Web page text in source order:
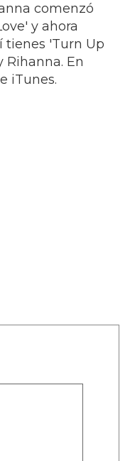
comenzó
y ahora
tienes 'Turn Up
Rihanna. En
iTunes.